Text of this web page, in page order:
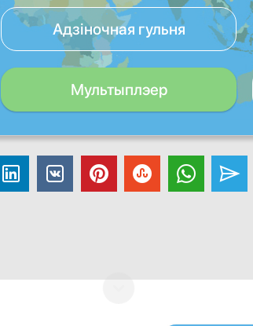
Адзіночная гульня
Мультыплэер